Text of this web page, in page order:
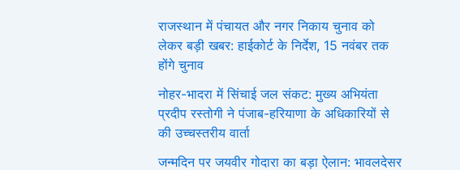
राजस्थान में पंचायत और नगर निकाय चुनाव को
लेकर बड़ी खबर: हाईकोर्ट के निर्देश, 15 नवंबर तक
होंगे चुनाव
नोहर-भादरा में सिंचाई जल संकट: मुख्य अभियंता
प्रदीप रस्तोगी ने पंजाब-हरियाणा के अधिकारियों से
की उच्चस्तरीय वार्ता
जन्मदिन पर जयवीर गोदारा का बड़ा ऐलान: भावलदेसर